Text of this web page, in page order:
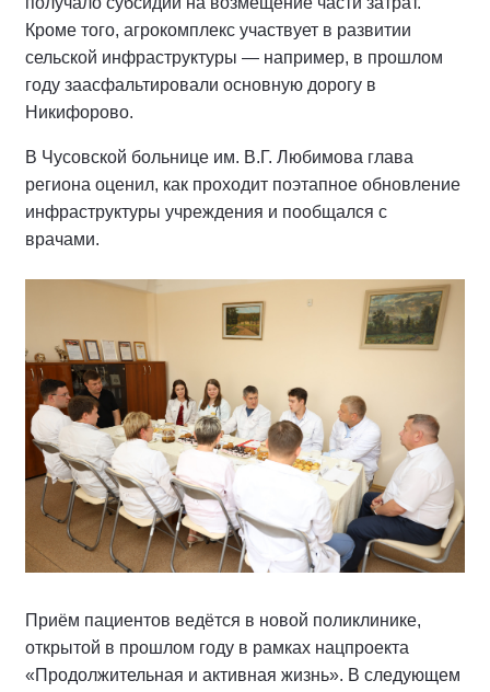
Кроме того, агрокомплекс участвует в развитии
сельской инфраструктуры — например, в прошлом
году заасфальтировали основную дорогу в
Никифорово.
В Чусовской больнице им. В.Г. Любимова глава
региона оценил, как проходит поэтапное обновление
инфраструктуры учреждения и пообщался с
врачами.
Приём пациентов ведётся в новой поликлинике,
открытой в прошлом году в рамках нацпроекта
«Продолжительная и активная жизнь». В следующем